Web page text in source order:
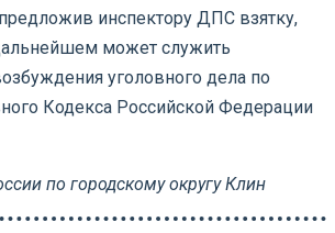
инспектору ДПС взятку,
может служить
уголовного дела по
Кодекса Российской Федерации
по городскому округу Клин